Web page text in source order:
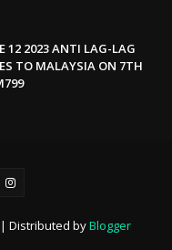
12 2023 ANTI LAG-LAG
TO MALAYSIA ON 7TH
| Distributed byBlogger